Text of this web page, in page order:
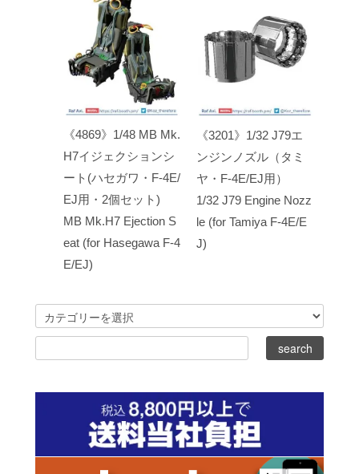
《4869》1/48 MB Mk.
H7イジェクションシ
ート(ハセガワ・F-4E/
EJ用・2個セット)
MB Mk.H7 Ejection S
eat (for Hasegawa F-4
E/EJ)
《3201》1/32 J79エ
ンジンノズル（タミ
ヤ・F-4E/EJ用）
1/32 J79 Engine Nozz
le (for Tamiya F-4E/E
J)